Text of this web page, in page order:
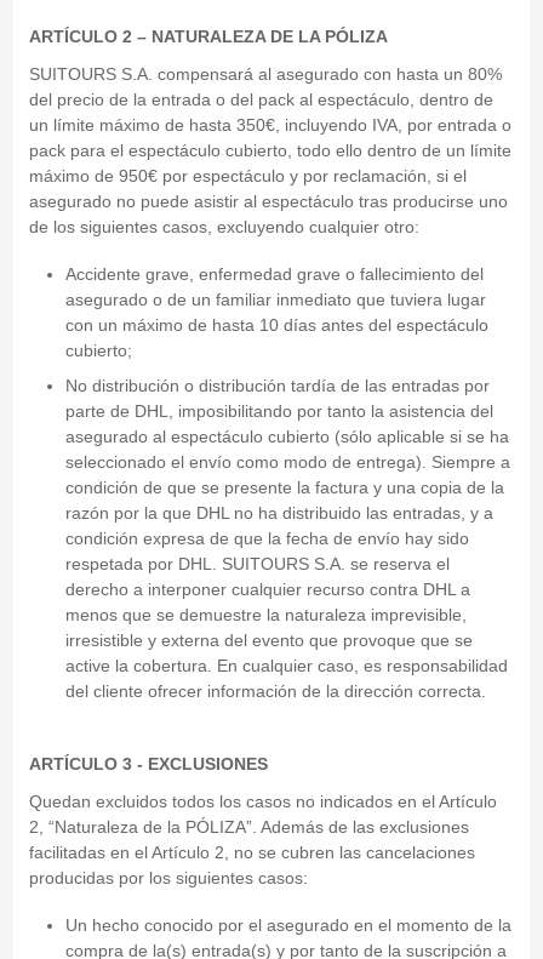
ARTÍCULO 2 – NATURALEZA DE LA PÓLIZA
SUITOURS S.A. compensará al asegurado con hasta un 80%
del precio de la entrada o del pack al espectáculo, dentro de
un límite máximo de hasta 350€, incluyendo IVA, por entrada o
pack para el espectáculo cubierto, todo ello dentro de un límite
máximo de 950€ por espectáculo y por reclamación, si el
asegurado no puede asistir al espectáculo tras producirse uno
de los siguientes casos, excluyendo cualquier otro:
Accidente grave, enfermedad grave o fallecimiento del
asegurado o de un familiar inmediato que tuviera lugar
con un máximo de hasta 10 días antes del espectáculo
cubierto;
No distribución o distribución tardía de las entradas por
parte de DHL, imposibilitando por tanto la asistencia del
asegurado al espectáculo cubierto (sólo aplicable si se ha
seleccionado el envío como modo de entrega). Siempre a
condición de que se presente la factura y una copia de la
razón por la que DHL no ha distribuido las entradas, y a
condición expresa de que la fecha de envío hay sido
respetada por DHL. SUITOURS S.A. se reserva el
derecho a interponer cualquier recurso contra DHL a
menos que se demuestre la naturaleza imprevisible,
irresistible y externa del evento que provoque que se
active la cobertura. En cualquier caso, es responsabilidad
del cliente ofrecer información de la dirección correcta.
ARTÍCULO 3 - EXCLUSIONES
Quedan excluidos todos los casos no indicados en el Artículo
2, “Naturaleza de la PÓLIZA”. Además de las exclusiones
facilitadas en el Artículo 2, no se cubren las cancelaciones
producidas por los siguientes casos:
Un hecho conocido por el asegurado en el momento de la
compra de la(s) entrada(s) y por tanto de la suscripción a